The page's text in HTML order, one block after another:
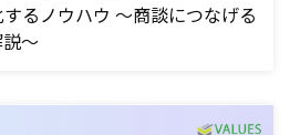
るノウハウ ～商談につなげる
～